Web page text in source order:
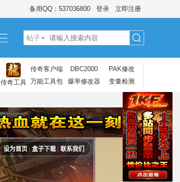
备用QQ：537036800 登录 立即注册
帖子
索
传奇工具
传奇客户端 DBC2000
PAK修改
万能工具包
爆率修改器 变量检测